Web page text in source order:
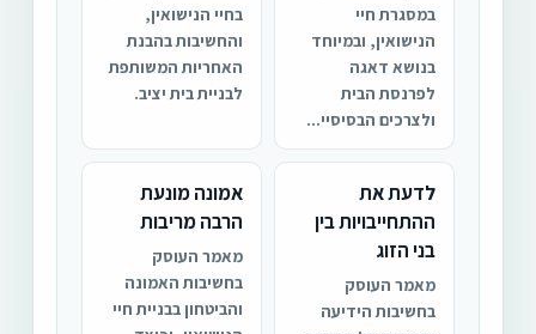
במסגרת חיי
הנישואין, ובמיוחד
בנושא דאגה
לפרנסת הבית
ולצרכים הבסיסיי...
בחיי הנישואין,
והחשיבות בהבנת
האחריות המשותפת
לבניית בית יציב.
לדעת את
ההתחייבויות בין
בני הזוג
מאמר העוסק
בחשיבות הידיעה
אמונה מונעת
הרבה מריבות
מאמר העוסק
בחשיבות האמונה
והביטחון בבניית חיי